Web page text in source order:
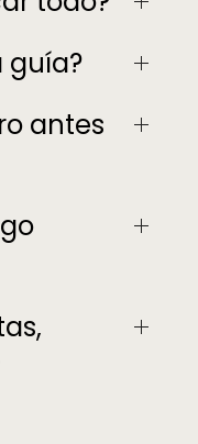
guía?
antes